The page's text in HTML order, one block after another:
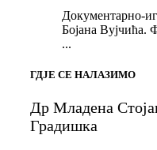
Документарно-
Бојана Вујчића.
...
ГДЈЕ СЕ НАЛАЗИМО
Др Младена
Градишка